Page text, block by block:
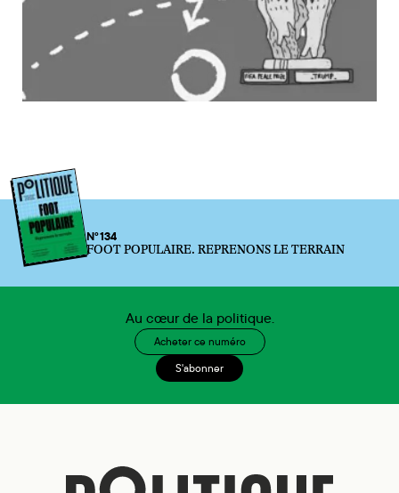
N°134
FOOT POPULAIRE. REPRENONS LE TERRAIN
Au cœur de la politique.
Acheter ce numéro
S'abonner